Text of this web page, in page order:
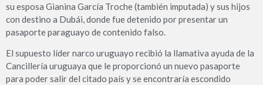
su esposa Gianina García Troche (también imputada) y sus hijos
con destino a Dubái, donde fue detenido por presentar un
pasaporte paraguayo de contenido falso.
El supuesto líder narco uruguayo recibió la llamativa ayuda de la
Cancillería uruguaya que le proporcionó un nuevo pasaporte
para poder salir del citado país y se encontraría escondido